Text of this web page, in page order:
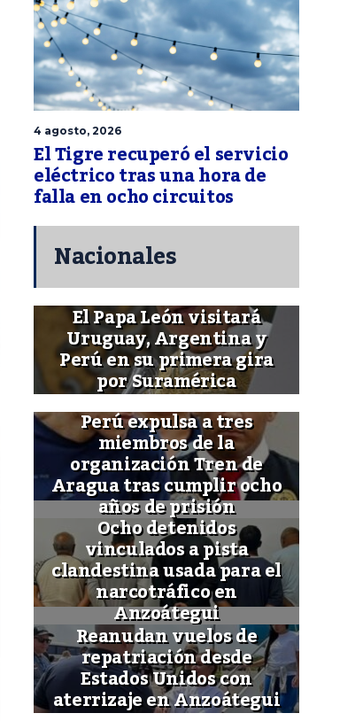
4 agosto, 2026
El Tigre recuperó el servicio
eléctrico tras una hora de
falla en ocho circuitos
Nacionales
El Papa León visitará
Uruguay, Argentina y
Perú en su primera gira
por Suramérica
Perú expulsa a tres
miembros de la
organización Tren de
Aragua tras cumplir ocho
años de prisión
Ocho detenidos
vinculados a pista
clandestina usada para el
narcotráfico en
Anzoátegui
Reanudan vuelos de
repatriación desde
Estados Unidos con
aterrizaje en Anzoátegui